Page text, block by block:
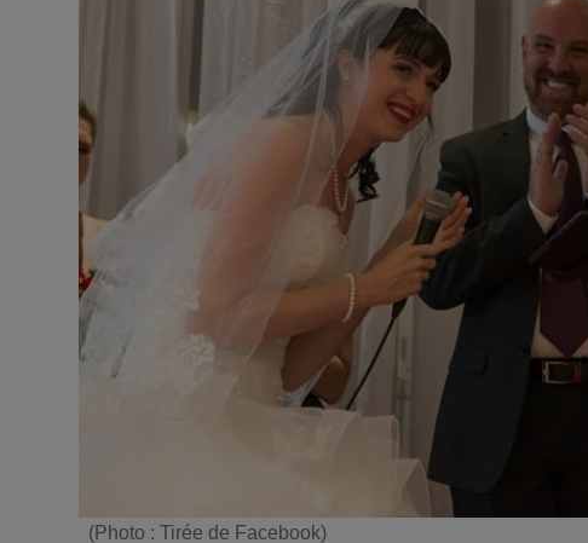
(Photo : Tirée de Facebook)